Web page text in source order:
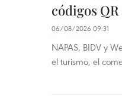
códigos
06/08/2026 09:31
NAPAS, BIDV y
el turismo, el